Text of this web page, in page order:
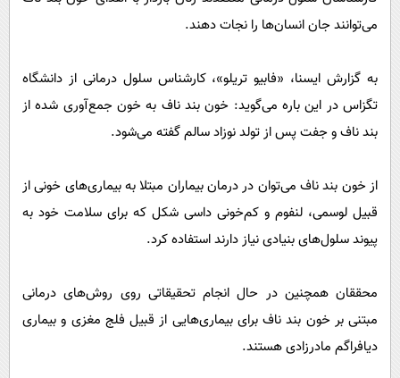
سرگرمی
گوناگون
حوادث
محیط زیست
فرهنگی
بین الملل
حیات وحش
پیامک
آشپزی
دانلود
می‌توانند جان انسان‌ها را نجات دهند.
به گزارش ایسنا، «فابیو تریلو»، کارشناس سلول درمانی از دانشگاه
تگزاس در این باره می‌گوید: خون بند ناف به خون جمع‌آوری شده از
بند ناف و جفت پس از تولد نوزاد سالم گفته می‌شود.
از خون بند ناف می‌توان در درمان بیماران مبتلا به بیماری‌های خونی از
قبیل لوسمی، لنفوم و کم‌خونی داسی شکل که برای سلامت خود به
پیوند سلول‌های بنیادی نیاز دارند استفاده کرد.
محققان همچنین در حال انجام تحقیقاتی روی روش‌های درمانی
مبتنی بر خون بند ناف برای بیماری‌هایی از قبیل فلج مغزی و بیماری
دیافراگم مادرزادی هستند.